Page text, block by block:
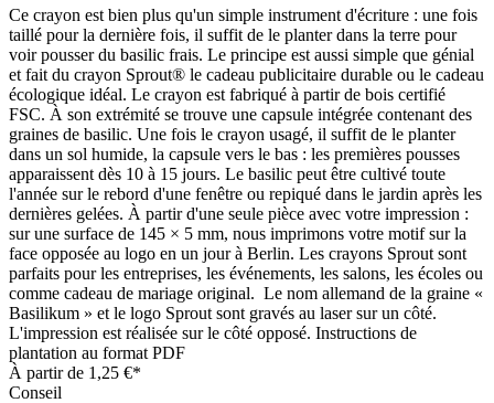
Ce crayon est bien plus qu'un simple instrument d'écriture : une fois
taillé pour la dernière fois, il suffit de le planter dans la terre pour
voir pousser du basilic frais. Le principe est aussi simple que génial
et fait du crayon Sprout® le cadeau publicitaire durable ou le cadeau
écologique idéal. Le crayon est fabriqué à partir de bois certifié
FSC. À son extrémité se trouve une capsule intégrée contenant des
graines de basilic. Une fois le crayon usagé, il suffit de le planter
dans un sol humide, la capsule vers le bas : les premières pousses
apparaissent dès 10 à 15 jours. Le basilic peut être cultivé toute
l'année sur le rebord d'une fenêtre ou repiqué dans le jardin après les
dernières gelées. À partir d'une seule pièce avec votre impression :
sur une surface de 145 × 5 mm, nous imprimons votre motif sur la
face opposée au logo en un jour à Berlin. Les crayons Sprout sont
parfaits pour les entreprises, les événements, les salons, les écoles ou
comme cadeau de mariage original. Le nom allemand de la graine «
Basilikum » et le logo Sprout sont gravés au laser sur un côté.
L'impression est réalisée sur le côté opposé. Instructions de
plantation au format PDF
À partir de 1,25 €*
Conseil